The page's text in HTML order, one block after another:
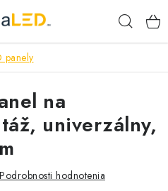
panely
na
univerzálny,
Podrobnosti hodnotenia